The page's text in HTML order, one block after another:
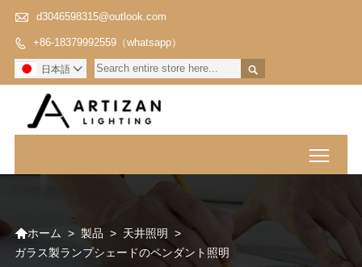
 d3046598315@outlook.com
 +86-18379992559（whatsapp）

日本語 
ホーム > 製品 > 天井照明
>
ガラス製ランプシェードのペンダント照明